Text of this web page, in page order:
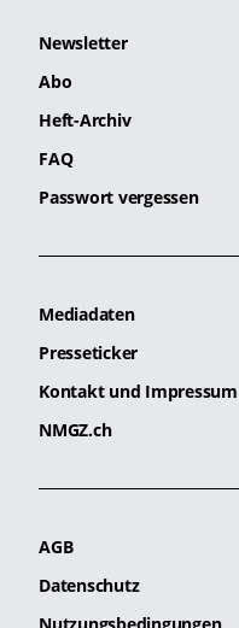
Newsletter
Abo
Heft-Archiv
FAQ
Passwort vergessen
Mediadaten
Presseticker
Kontakt und Impressum
NMGZ.ch
AGB
Datenschutz